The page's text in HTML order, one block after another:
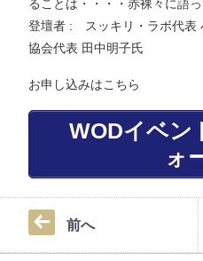
ることは・・・・赤裸々に語っ
登壇者 : スッキリ・ラボ代表
協会代表 田中明子氏
お申し込みはこちら
WODイベン
ォ
前へ